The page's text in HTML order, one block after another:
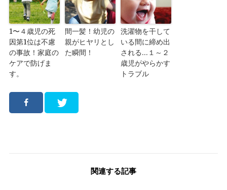
1〜４歳児の死
因第1位は不慮
の事故！家庭の
ケアで防げま
す。
間一髪！幼児の
親がヒヤリとし
た瞬間！
洗濯物を干して
いる間に締め出
される…１～２
歳児がやらかす
トラブル
関連する記事